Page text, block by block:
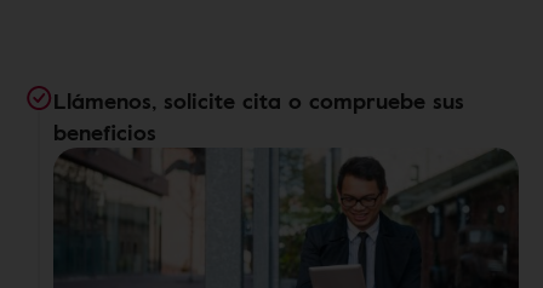
Llámenos, solicite cita o compruebe sus
beneficios